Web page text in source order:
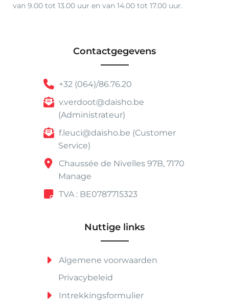
van 9.00 tot 13.00 uur en van 14.00 tot 17.00 uur.
Contactgegevens
+32 (064)/86.76.20
v.verdoot@daisho.be
(Administrateur)
f.leuci@daisho.be (Customer
Service)
Chaussée de Nivelles 97B, 7170
Manage
TVA : BE0787715323
Nuttige links
Algemene voorwaarden
Privacybeleid
Intrekkingsformulier